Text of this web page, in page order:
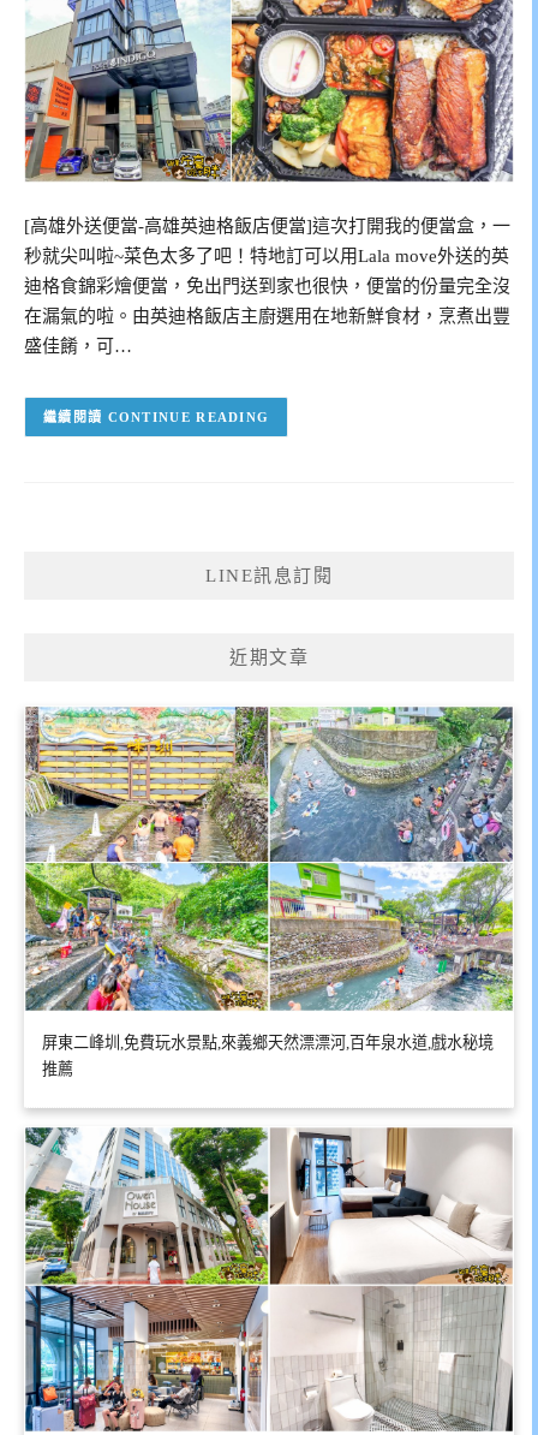
[高雄外送便當-高雄英迪格飯店便當]這次打開我的便當盒，一
秒就尖叫啦~菜色太多了吧！特地訂可以用Lala move外送的英
迪格食錦彩燴便當，免出門送到家也很快，便當的份量完全沒
在漏氣的啦。由英迪格飯店主廚選用在地新鮮食材，烹煮出豐
盛佳餚，可…
CONTINUE READING
LINE訊息訂閱
近期文章
屏東二峰圳,免費玩水景點,來義鄉天然漂漂河,百年泉水道,戲水秘境
推薦